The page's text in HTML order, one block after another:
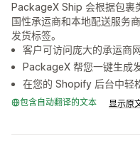
PackageX Ship 会根据包裹
国性承运商和本地配送服务
发货标签。
客户可访问庞大的承运商
PackageX 帮您一键生成
在您的 Shopify 后台中轻
包含自动翻译的文本 显示原